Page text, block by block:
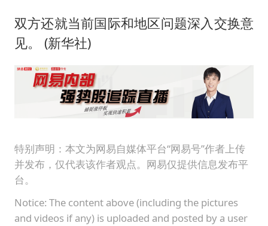
双方还就当前国际和地区问题深入交换意
见。 (新华社)
特别声明：本文为网易自媒体平台“网易号”作者上传
并发布，仅代表该作者观点。网易仅提供信息发布平
台。
Notice: The content above (including the pictures
and videos if any) is uploaded and posted by a user